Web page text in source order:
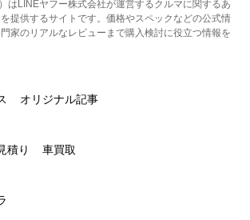
はLINEヤフー株式会社が運営するクルマに関するあ
提供するサイトです。価格やスペックなどの公式情
家のリアルなレビューまで購入検討に役立つ情報を
オリジナル記事
積り 車買取